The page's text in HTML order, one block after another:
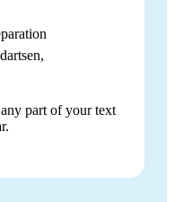
part of your text